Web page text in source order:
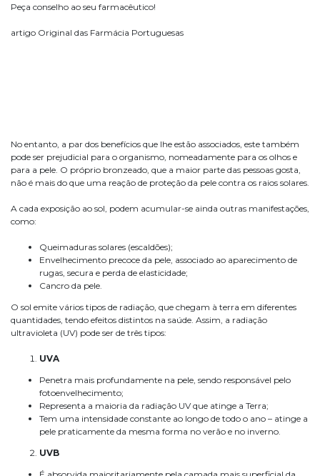
Peça conselho ao seu farmacêutico!
artigo Original das Farmácia Portuguesas
No entanto, a par dos benefícios que lhe estão associados, este também
pode ser prejudicial para o organismo, nomeadamente para os olhos e
para a pele. O próprio bronzeado, que a maior parte das pessoas gosta,
não é mais do que uma reação de proteção da pele contra os raios solares.
A cada exposição ao sol, podem acumular-se ainda outras manifestações,
como:
Queimaduras solares (escaldões);
Envelhecimento precoce da pele, associado ao aparecimento de
rugas, secura e perda de elasticidade;
Cancro da pele.
O sol emite vários tipos de radiação, que chegam à terra em diferentes
quantidades, tendo efeitos distintos na saúde. Assim, a radiação
ultravioleta (UV) pode ser de três tipos:
UVA
Penetra mais profundamente na pele, sendo responsável pelo
fotoenvelhecimento;
Representa a maioria da radiação UV que atinge a Terra;
Tem uma intensidade constante ao longo de todo o ano – atinge a
pele praticamente da mesma forma no verão e no inverno.
UVB